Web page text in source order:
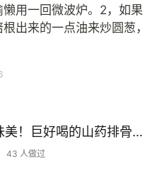
用一回微波炉。2，如果
出来的一点油来炒圆葱，
鲜香味美！巨好喝的山药排骨汤！！
43 人做过